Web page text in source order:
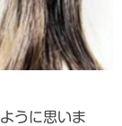
うに思いま